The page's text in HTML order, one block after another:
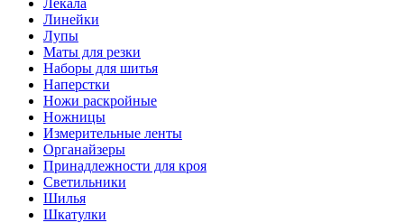
Лекала
Линейки
Лупы
Маты для резки
Наборы для шитья
Наперстки
Ножи раскройные
Ножницы
Измерительные ленты
Органайзеры
Принадлежности для кроя
Светильники
Шилья
Шкатулки